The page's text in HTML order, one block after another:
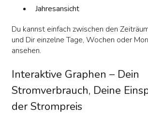
Jahresansicht
Du kannst einfach zwischen den
und Dir einzelne Tage, Wochen oder
ansehen.
Interaktive Graphen – Dein
Stromverbrauch, Deine
der Strompreis